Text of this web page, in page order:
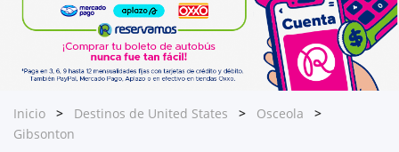
Inicio Destinos de United States
Osceola
Gibsonton